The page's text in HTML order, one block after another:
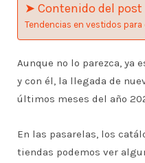
➤ Contenido del post
Tendencias en vestidos
Aunque no lo parezca, ya
y con él, la llegada de
últimos meses del año
En las pasarelas, los
tiendas podemos ver